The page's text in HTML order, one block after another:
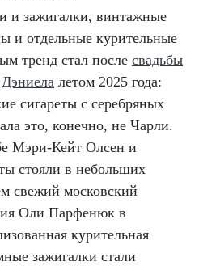
и зажигалки, винтажные
и отдельные курительные
тренд стал после свадьбы
летом 2025 года:
сигареты с серебряных
это, конечно, не Чарли.
Мэри-Кейт Олсен и
стояли в небольших
свежий московский
Оли Парфенюк в
курительная
зажигалки стали